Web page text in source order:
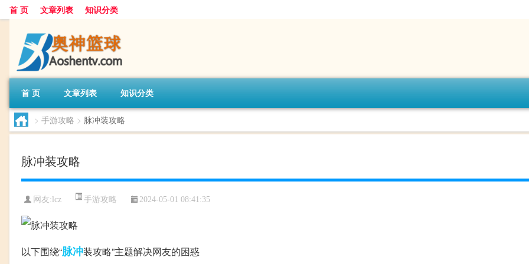
首 页 文章列表 知识分类
首 页 文章列表 知识分类
> 手游攻略 > 脉冲装攻略
脉冲装攻略
网友:lcz 手游攻略 2024-05-01 08:41:35
以下围绕“脉冲装攻略”主题解决网友的困惑